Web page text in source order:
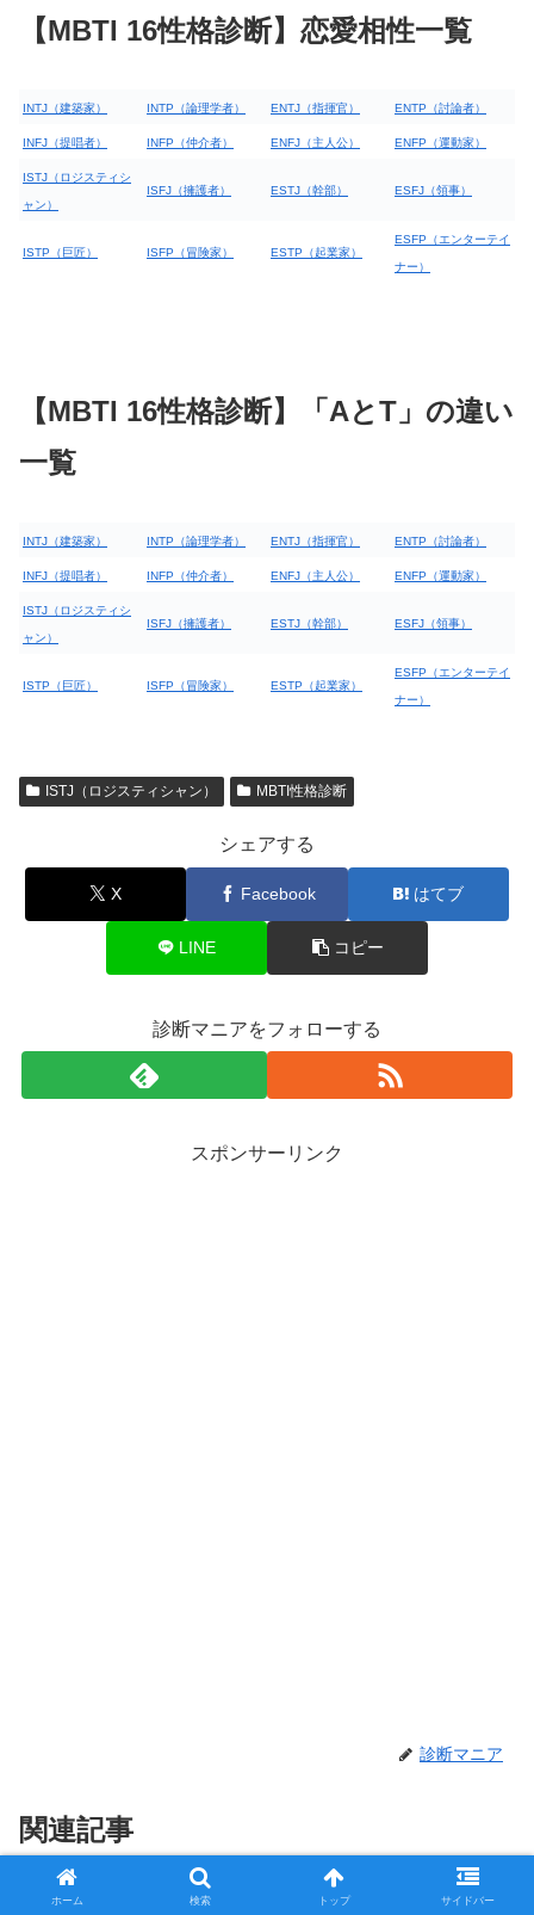
【MBTI 16性格診断】恋愛相性一覧
INTJ（建築家） INTP（論理学者） ENTJ（指揮官） ENTP（討論者）
INFJ（提唱者） INFP（仲介者） ENFJ（主人公） ENFP（運動家）
ISTJ（ロジスティシ
ャン）
ISFJ（擁護者） ESTJ（幹部） ESFJ（領事）
ISTP（巨匠） ISFP（冒険家） ESTP（起業家）
ESFP（エンターテイ
ナー）
【MBTI 16性格診断】「AとT」の違い
一覧
INTJ（建築家） INTP（論理学者） ENTJ（指揮官） ENTP（討論者）
INFJ（提唱者） INFP（仲介者） ENFJ（主人公） ENFP（運動家）
ISTJ（ロジスティシ
ャン）
ISFJ（擁護者） ESTJ（幹部） ESFJ（領事）
ISTP（巨匠） ISFP（冒険家） ESTP（起業家）
ESFP（エンターテイ
ナー）
ISTJ（ロジスティシャン） MBTI性格診断
シェアする
X Facebook はてブ
LINE コピー
診断マニアをフォローする
スポンサーリンク
診断マニア
関連記事
INFP（仲介者） 【MBTI診断】INFP（仲介者）男
ホーム 検索 トップ サイドバー